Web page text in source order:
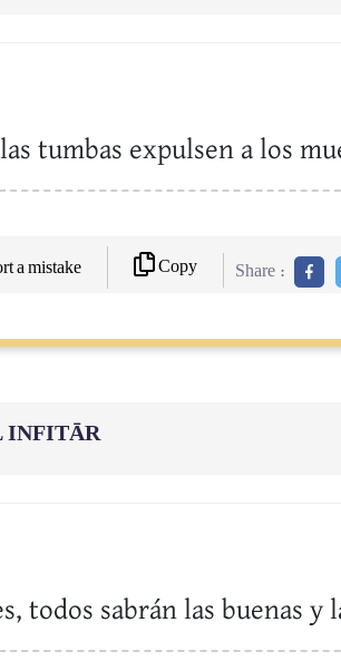
tumbas expulsen a los
a mistake Copy Share :
INFITĀR
todos sabrán las buenas y